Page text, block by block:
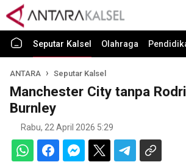
Seputar Kalsel Olahraga
ANTARA Seputar Kalsel
Manchester City tanpa
Burnley
Rabu, 22 April 2026 5:29